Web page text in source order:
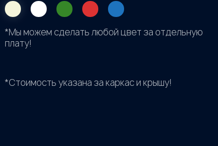
*Мы можем сделать любой цвет за отдельную
плату!
*Cтоимость указана за каркас и крышу!